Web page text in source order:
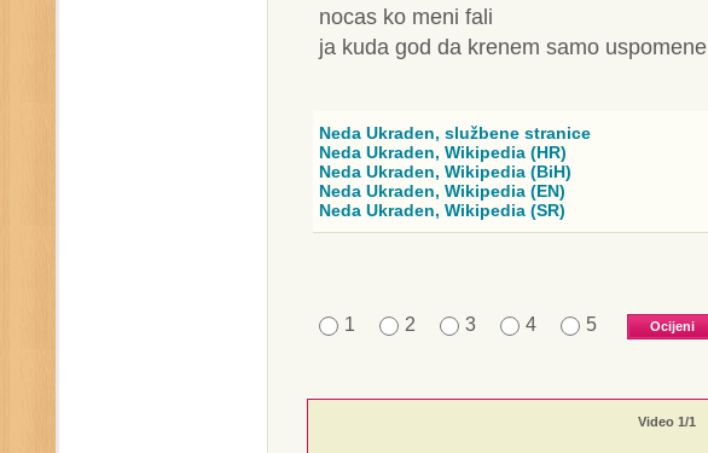
nocas ko meni fali
ja kuda god da krenem samo uspomene
Neda Ukraden, službene stranice
Neda Ukraden, Wikipedia (HR)
Neda Ukraden, Wikipedia (BiH)
Neda Ukraden, Wikipedia (EN)
Neda Ukraden, Wikipedia (SR)
1 2 3 4 5
Video 1/1